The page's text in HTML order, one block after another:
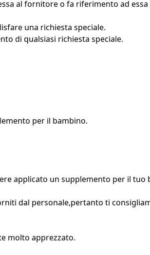
al fornitore o fa riferimento ad
una richiesta speciale.
di qualsiasi richiesta speciale.
per il bambino.
applicato un supplemento per il tuo
dal personale,pertanto ti
molto apprezzato.